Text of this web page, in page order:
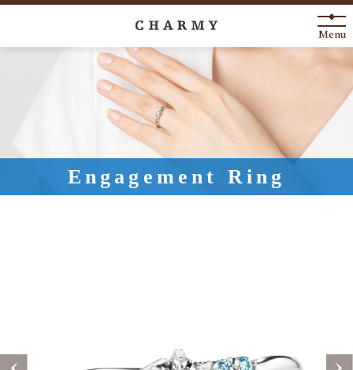
New Arrival
About
Engagement Ring
Marriage Ring
Voice Catalog Contact
Menu
Engagement Ring